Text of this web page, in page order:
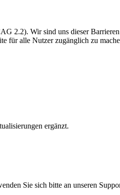
2.2). Wir sind uns dieser
für alle Nutzer zugänglich zu
ergänzt.
Sie sich bitte an unseren